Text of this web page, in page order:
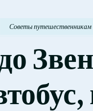
Советы путешественникам